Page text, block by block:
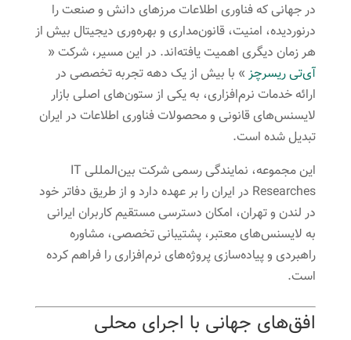
در جهانی که فناوری اطلاعات مرزهای دانش و صنعت را
درنوردیده، امنیت، قانون‌مداری و بهره‌وری دیجیتال بیش از
هر زمان دیگری اهمیت یافته‌اند. در این مسیر، شرکت «
آی‌تی ریسرچز» با بیش از یک دهه تجربه تخصصی در
ارائه خدمات نرم‌افزاری، به یکی از ستون‌های اصلی بازار
لایسنس‌های قانونی و محصولات فناوری اطلاعات در ایران
تبدیل شده است.
این مجموعه، نمایندگی رسمی شرکت بین‌المللی IT
Researches در ایران را بر عهده دارد و از طریق دفاتر خود
در لندن و تهران، امکان دسترسی مستقیم کاربران ایرانی
به لایسنس‌های معتبر، پشتیبانی تخصصی، مشاوره
راهبردی و پیاده‌سازی پروژه‌های نرم‌افزاری را فراهم کرده
است.
‌افق‌های جهانی با اجرای محلی